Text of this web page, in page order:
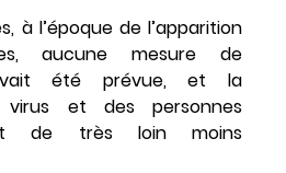
à l’époque de l’apparition
aucune mesure de
été prévue, et la
virus et des personnes
de très loin moins